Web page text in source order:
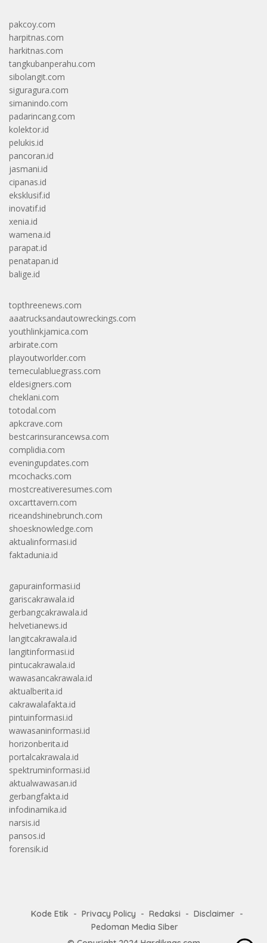
pakcoy.com
harpitnas.com
harkitnas.com
tangkubanperahu.com
sibolangit.com
siguragura.com
simanindo.com
padarincang.com
kolektor.id
pelukis.id
pancoran.id
jasmani.id
cipanas.id
eksklusif.id
inovatif.id
xenia.id
wamena.id
parapat.id
penatapan.id
balige.id
topthreenews.com
aaatrucksandautowreckings.com
youthlinkjamica.com
arbirate.com
playoutworlder.com
temeculabluegrass.com
eldesigners.com
cheklani.com
totodal.com
apkcrave.com
bestcarinsurancewsa.com
complidia.com
eveningupdates.com
mcochacks.com
mostcreativeresumes.com
oxcarttavern.com
riceandshinebrunch.com
shoesknowledge.com
aktualinformasi.id
faktadunia.id
gapurainformasi.id
gariscakrawala.id
gerbangcakrawala.id
helvetianews.id
langitcakrawala.id
langitinformasi.id
pintucakrawala.id
wawasancakrawala.id
aktualberita.id
cakrawalafakta.id
pintuinformasi.id
wawasaninformasi.id
horizonberita.id
portalcakrawala.id
spektruminformasi.id
aktualwawasan.id
gerbangfakta.id
infodinamika.id
narsis.id
pansos.id
forensik.id
Kode Etik Privacy Policy Redaksi
Disclaimer
Pedoman Media Siber